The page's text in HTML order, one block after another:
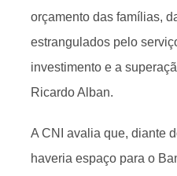
orçamento das famílias,
estrangulados pelo
investimento e a
Ricardo Alban.
A CNI avalia que, diante
haveria espaço para o